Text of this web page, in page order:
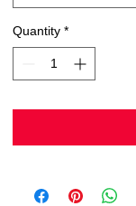
Quantity *